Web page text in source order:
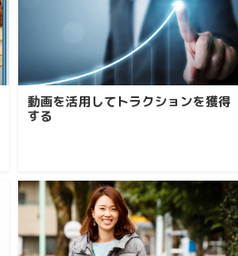
動画を活用してトラクションを獲得
する